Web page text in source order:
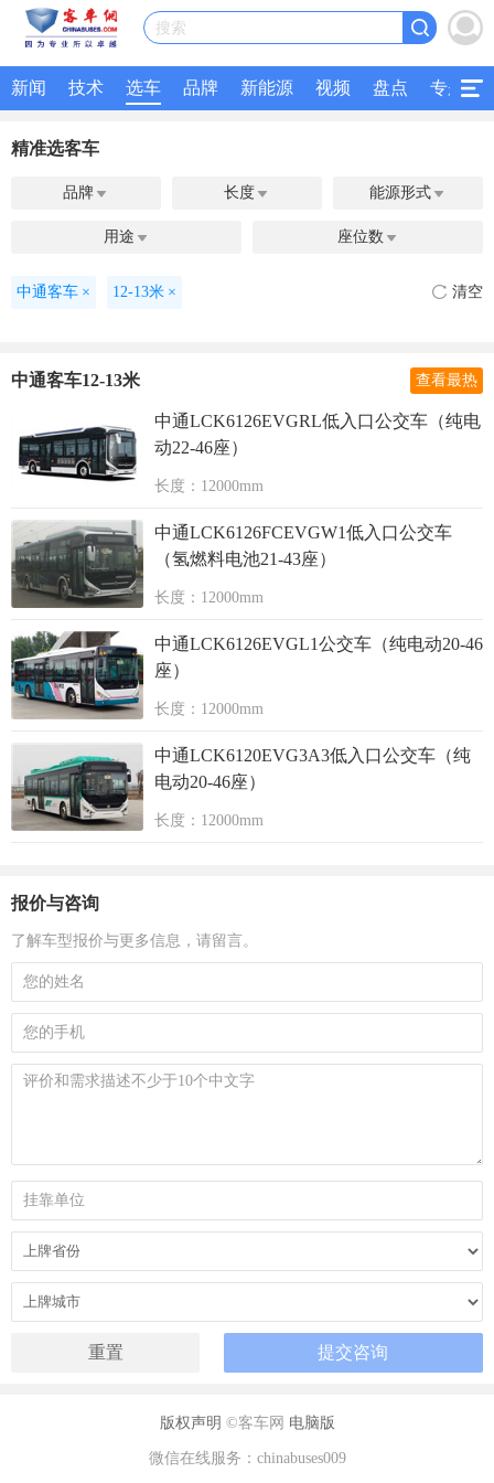
搜索
新闻 技术 选车 品牌 新能源 视频 盘点 专题
精准选客车
品牌  长度  能源形式 
用途  座位数 
中通客车 × 12-13米 × 清空
中通客车12-13米 查看最热
中通LCK6126EVGRL低入口公交车（纯电
动22-46座）
长度：12000mm
中通LCK6126FCEVGW1低入口公交车
（氢燃料电池21-43座）
长度：12000mm
中通LCK6126EVGL1公交车（纯电动20-46
座）
长度：12000mm
中通LCK6120EVG3A3低入口公交车（纯
电动20-46座）
长度：12000mm
报价与咨询
了解车型报价与更多信息，请留言。
版权声明 ©客车网 电脑版
微信在线服务：chinabuses009